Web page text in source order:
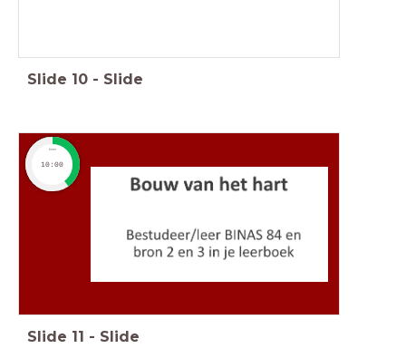
Slide 10 - Slide
timer
10:00
Slide 11 - Slide